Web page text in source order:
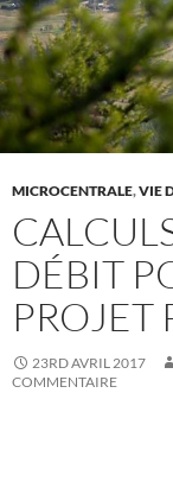
MICROCENTRALE,VIE
DÉBIT
PROJET
23RD AVRIL 2017
COMMENTAIRE